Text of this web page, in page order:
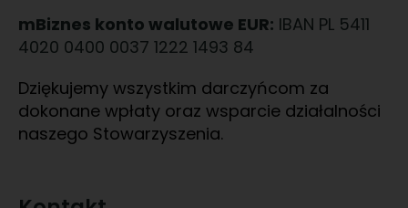
mBiznes konto walutowe EUR: IBAN PL 5411
4020 0400 0037 1222 1493 84
Dziękujemy wszystkim darczyńcom za
dokonane wpłaty oraz wsparcie działalności
naszego Stowarzyszenia.